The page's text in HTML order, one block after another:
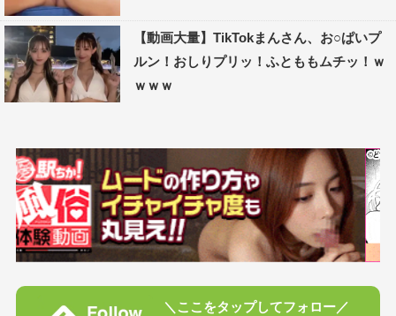
【動画大量】TikTokまんさん、お○ぱいプ
ルン！おしりプリッ！ふとももムチッ！ｗ
ｗｗｗ
＼ここをタップしてフォロー／